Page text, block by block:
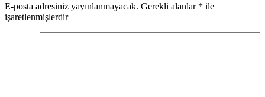
E-posta adresiniz yayınlanmayacak. Gerekli alanlar * ile
işaretlenmişlerdir